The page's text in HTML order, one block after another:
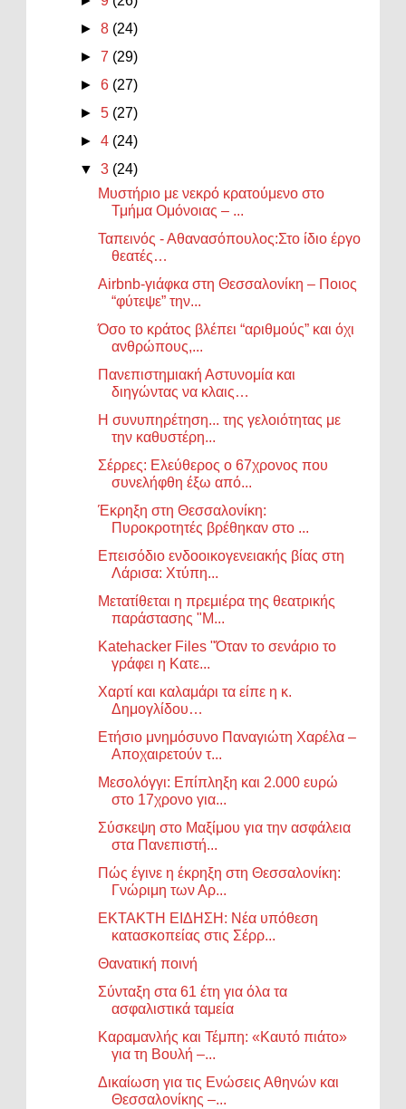
►8 (24)
►7 (29)
►6 (27)
►5 (27)
►4 (24)
▼3 (24)
Μυστήριο με νεκρό κρατούμενο στο
Τμήμα Ομόνοιας – ...
Ταπεινός - Αθανασόπουλος:Στο ίδιο έργο
θεατές…
Airbnb-γιάφκα στη Θεσσαλονίκη – Ποιος
“φύτεψε” την...
Όσο το κράτος βλέπει “αριθμούς” και όχι
ανθρώπους,...
Πανεπιστημιακή Αστυνομία και
διηγώντας να κλαις…
Η συνυπηρέτηση... της γελοιότητας με
την καθυστέρη...
Σέρρες: Ελεύθερος ο 67χρονος που
συνελήφθη έξω από...
Έκρηξη στη Θεσσαλονίκη:
Πυροκροτητές βρέθηκαν στο ...
Επεισόδιο ενδοοικογενειακής βίας στη
Λάρισα: Χτύπη...
Μετατίθεται η πρεμιέρα της θεατρικής
παράστασης "Μ...
Katehacker Files "Όταν το σενάριο το
γράφει η Κατε...
Χαρτί και καλαμάρι τα είπε η κ.
Δημογλίδου…
Ετήσιο μνημόσυνο Παναγιώτη Χαρέλα –
Αποχαιρετούν τ...
Μεσολόγγι: Επίπληξη και 2.000 ευρώ
στο 17χρονο για...
Σύσκεψη στο Μαξίμου για την ασφάλεια
στα Πανεπιστή...
Πώς έγινε η έκρηξη στη Θεσσαλονίκη:
Γνώριμη των Αρ...
ΕΚΤΑΚΤΗ ΕΙΔΗΣΗ: Νέα υπόθεση
κατασκοπείας στις Σέρρ...
Θανατική ποινή
Σύνταξη στα 61 έτη για όλα τα
ασφαλιστικά ταμεία
Καραμανλής και Τέμπη: «Καυτό πιάτο»
για τη Βουλή –...
Δικαίωση για τις Ενώσεις Αθηνών και
Θεσσαλονίκης –...